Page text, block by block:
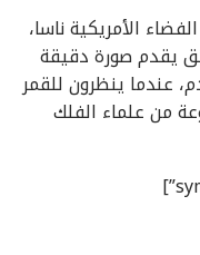
لوكالة الفضاء الأمريكية ناسا،
يقدم صورة دقيقة
خلال عام 2016 القادم، عندما ينظرون للقمر
من علماء الفلك